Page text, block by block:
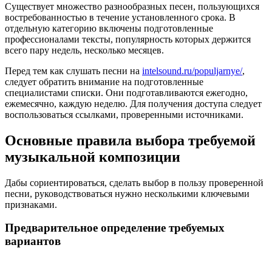
Существует множество разнообразных песен, пользующихся
востребованностью в течение установленного срока. В
отдельную категорию включены подготовленные
профессионалами тексты, популярность которых держится
всего пару недель, несколько месяцев.
Перед тем как слушать песни на intelsound.ru/populjarnye/,
следует обратить внимание на подготовленные
специалистами списки. Они подготавливаются ежегодно,
ежемесячно, каждую неделю. Для получения доступа следует
воспользоваться ссылками, проверенными источниками.
Основные правила выбора требуемой
музыкальной композиции
Дабы сориентироваться, сделать выбор в пользу проверенной
песни, руководствоваться нужно несколькими ключевыми
признаками.
Предварительное определение требуемых
вариантов